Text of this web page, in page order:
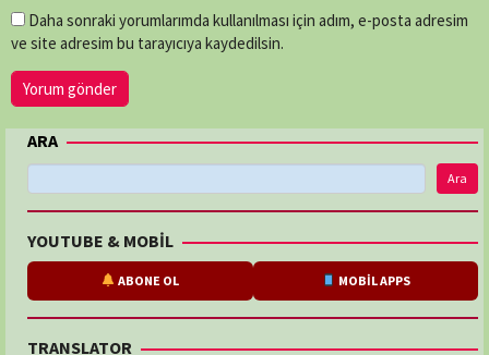
Daha sonraki yorumlarımda kullanılması için adım, e-posta adresim
ve site adresim bu tarayıcıya kaydedilsin.
ARA
Ara
YOUTUBE & MOBİL
ABONE OL MOBİL APPS
TRANSLATOR